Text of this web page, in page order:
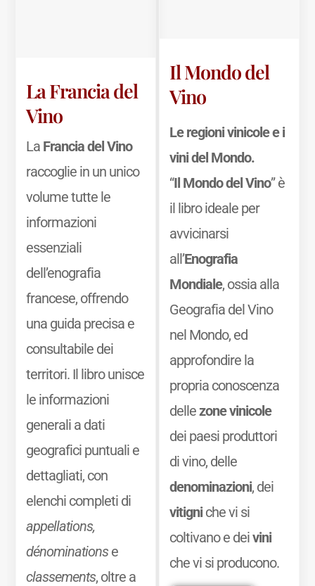
La Francia del
Vino
La Francia del Vino
raccoglie in un unico
volume tutte le
informazioni
essenziali
dell’enografia
francese, offrendo
una guida precisa e
consultabile dei
territori. Il libro unisce
le informazioni
generali a dati
geografici puntuali e
dettagliati, con
elenchi completi di
appellations,
dénominationse
classements, oltre a
Il Mondo del
Vino
Le regioni vinicole e i
vini del Mondo.
“Il Mondo del Vino” è
il libro ideale per
avvicinarsi
all’Enografia
Mondiale, ossia alla
Geografia del Vino
nel Mondo, ed
approfondire la
propria conoscenza
dellezone vinicole
dei paesi produttori
di vino, delle
denominazioni, dei
vitigniche vi si
coltivano e deivini
che vi si producono.